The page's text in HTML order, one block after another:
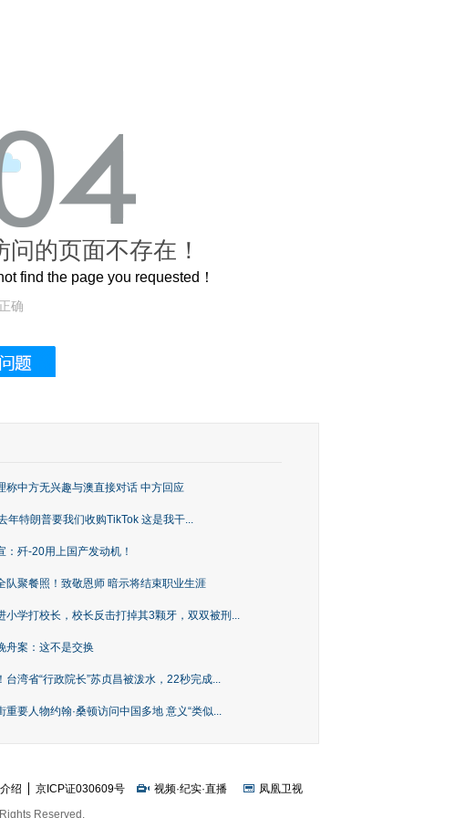
这个3.2米的长卷，还原了600岁的紫禁城
问的页面不存在！
find the page you requested！
确
称中方无兴趣与澳直接对话 中方回应
年特朗普要我们收购TikTok 这是我干...
：歼-20用上国产发动机！
队聚餐照！致敬恩师 暗示将结束职业生涯
小学打校长，校长反击打掉其3颗牙，双双被刑...
舟案：这不是交换
台湾省“行政院长”苏贞昌被泼水，22秒完成...
重要人物约翰·桑顿访问中国多地 意义“类似...
绍 京ICP证030609号 视频·纪实·直播
凤凰卫视
Reserved.